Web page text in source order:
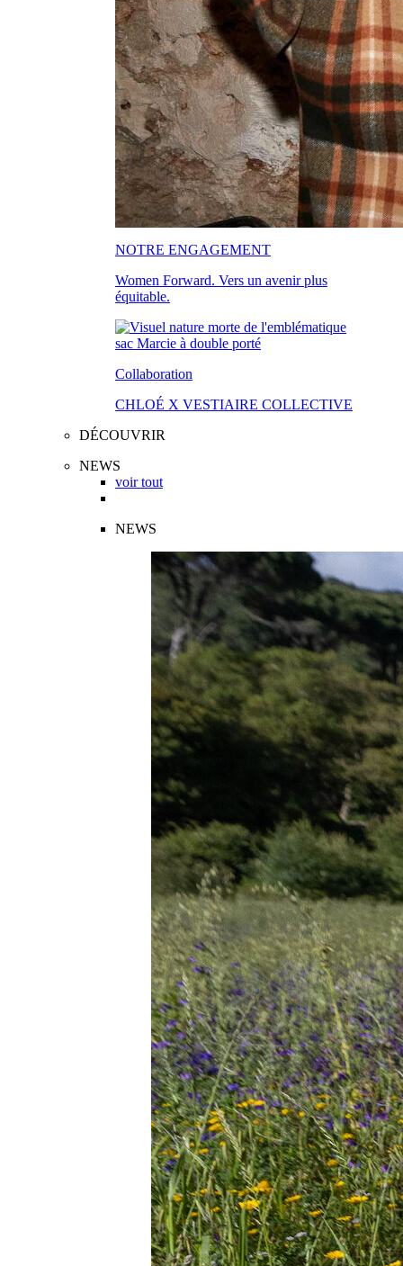
NOTRE ENGAGEMENT
Women Forward. Vers un avenir plus
équitable.
Collaboration
CHLOÉ X VESTIAIRE COLLECTIVE
DÉCOUVRIR
NEWS
voir tout
NEWS